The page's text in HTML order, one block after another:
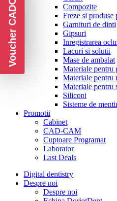
Compozite
Freze si produse
Garnituri de dinti
Gipsuri
Inregistrarea
Lacuri si solutii
Mase de ambalat
Materiale pentru
Materiale pentru
Materiale pentru
Siliconi
Sisteme de
Promotii
Cabinet
CAD-CAM
Cuptoare Programat
Laborator
Last Deals
Digital dentistry
Despre noi
Despre noi
Voucher CADOU